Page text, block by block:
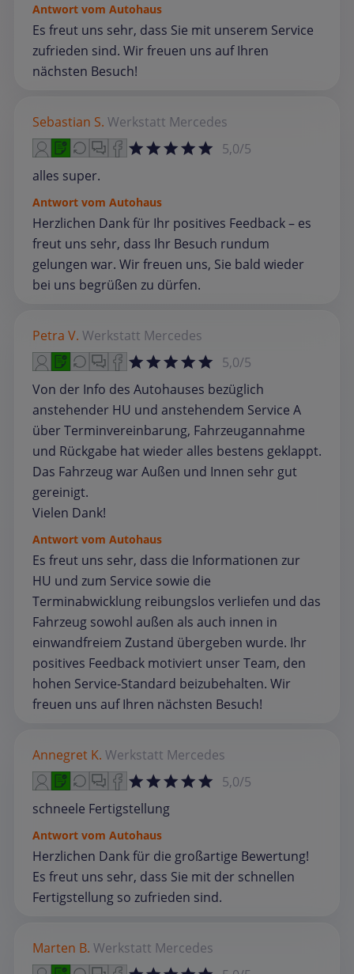
Antwort vom Autohaus
Es freut uns sehr, dass Sie mit unserem Service
zufrieden sind. Wir freuen uns auf Ihren
nächsten Besuch!
Sebastian S. Werkstatt Mercedes
5,0/5
alles super.
Antwort vom Autohaus
Herzlichen Dank für Ihr positives Feedback – es
freut uns sehr, dass Ihr Besuch rundum
gelungen war. Wir freuen uns, Sie bald wieder
bei uns begrüßen zu dürfen.
Petra V. Werkstatt Mercedes
5,0/5
Von der Info des Autohauses bezüglich
anstehender HU und anstehendem Service A
über Terminvereinbarung, Fahrzeugannahme
und Rückgabe hat wieder alles bestens geklappt.
Das Fahrzeug war Außen und Innen sehr gut
gereinigt.
Vielen Dank!
Antwort vom Autohaus
Es freut uns sehr, dass die Informationen zur
HU und zum Service sowie die
Terminabwicklung reibungslos verliefen und das
Fahrzeug sowohl außen als auch innen in
einwandfreiem Zustand übergeben wurde. Ihr
positives Feedback motiviert unser Team, den
hohen Service‑Standard beizubehalten. Wir
freuen uns auf Ihren nächsten Besuch!
Annegret K. Werkstatt Mercedes
5,0/5
schneele Fertigstellung
Antwort vom Autohaus
Herzlichen Dank für die großartige Bewertung!
Es freut uns sehr, dass Sie mit der schnellen
Fertigstellung so zufrieden sind.
Marten B. Werkstatt Mercedes